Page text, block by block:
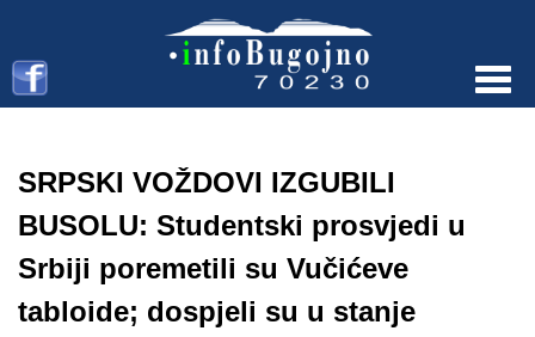
SRPSKI VOŽDOVI IZGUBILI
BUSOLU: Studentski prosvjedi u
Srbiji poremetili su Vučićeve
tabloide; dospjeli su u stanje